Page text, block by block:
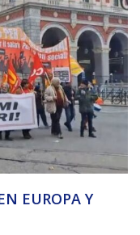
EUROPA Y